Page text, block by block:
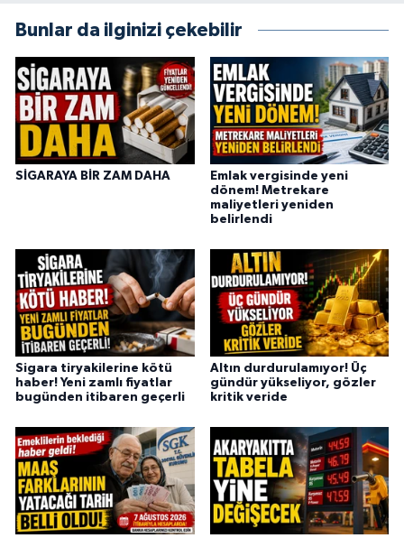
Bunlar da ilginizi çekebilir
SİGARAYA BİR ZAM DAHA
Emlak vergisinde yeni
dönem! Metrekare
maliyetleri yeniden
belirlendi
Sigara tiryakilerine kötü
haber! Yeni zamlı fiyatlar
bugünden itibaren geçerli
Altın durdurulamıyor! Üç
gündür yükseliyor, gözler
kritik veride